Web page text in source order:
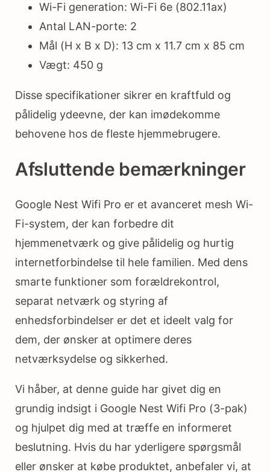
Wi-Fi generation: Wi-Fi 6e (802.11ax)
Antal LAN-porte: 2
Mål (H x B x D): 13 cm x 11.7 cm x 85 cm
Vægt: 450 g
Disse specifikationer sikrer en kraftfuld og
pålidelig ydeevne, der kan imødekomme
behovene hos de fleste hjemmebrugere.
Afsluttende bemærkninger
Google Nest Wifi Pro er et avanceret mesh Wi-
Fi-system, der kan forbedre dit
hjemmenetværk og give pålidelig og hurtig
internetforbindelse til hele familien. Med dens
smarte funktioner som forældrekontrol,
separat netværk og styring af
enhedsforbindelser er det et ideelt valg for
dem, der ønsker at optimere deres
netværksydelse og sikkerhed.
Vi håber, at denne guide har givet dig en
grundig indsigt i Google Nest Wifi Pro (3-pak)
og hjulpet dig med at træffe en informeret
beslutning. Hvis du har yderligere spørgsmål
eller ønsker at købe produktet, anbefaler vi, at